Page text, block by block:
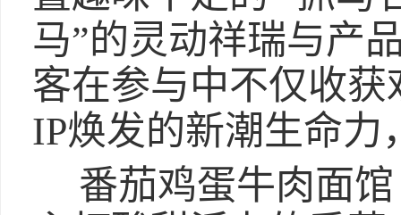
马”的灵动祥瑞与产
客在参与中不仅收
IP焕发的新潮生命力
番茄鸡蛋牛肉面